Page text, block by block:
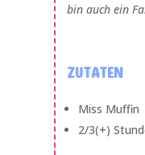
bin auch ein
ZUTATEN
Miss Muffin
2/3(+)